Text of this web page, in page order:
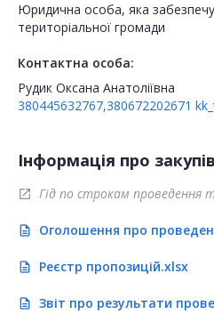
Юридична особа, яка
територіальної громади
Контактна особа:
Рудик Оксана Анатоліївна
380445632767,380672202671
Інформація про
open_in_new Гід по строкам проведення
description Оголошення про
description Реєстр пропозицій.xlsx
description Звіт про результати